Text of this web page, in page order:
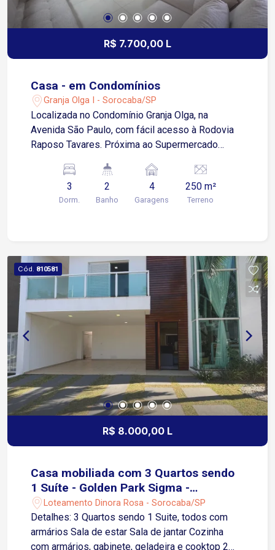
às principais vias da cidade. Agende sua visita e
venha conhecer esta incrível residência!
R$ 7.700,00 L
Casa - em Condomínios
Granja Olga I - Sorocaba/SP
Localizada no Condomínio Granja Olga, na
Avenida São Paulo, com fácil acesso à Rodovia
Raposo Tavares. Próxima ao Supermercado
escolas, farmácias e diversos comércios e
serviços. Sobre o imóvel: 3 Quartos 2 banheiros
Sala de estar Sala de jantar Sala de TV no
Diferenciais: Permanecem no imóvel os armários
planejados e os racks Garagem: 4 vagas, sendo 2
cobertas e 2 descobertas Ideal para quem
deseja morar em um condomínio de alto padrão,
com segurança, excelente localização e
ambientes amplos para toda a família. Agende
3
Dorm.
2
Banho
4
Garagens
250 m²
Terreno
Cód. 810581
R$ 8.000,00 L
Casa mobiliada com 3 Quartos sendo
1 Suíte - Golden Park Sigma -
Sorocaba/SP
Loteamento Dinora Rosa - Sorocaba/SP
Detalhes: 3 Quartos sendo 1 Suite, todos com
armários Sala de estar Sala de jantar Cozinha
com armários, gabinete, geladeira e cooktop 2